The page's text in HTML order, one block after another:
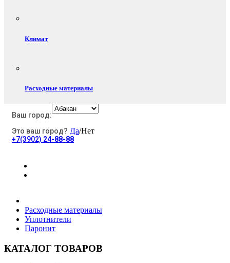
Климат
Расходные материалы
Электротовары
Ваш город:
Это ваш город? Да/Нет
+7(3902) 24-88-88
Расходные материалы
Уплотнители
Паронит
КАТАЛОГ ТОВАРОВ